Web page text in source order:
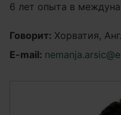
6 лет опыта в
Говорит: Хорватия,
E-mail: